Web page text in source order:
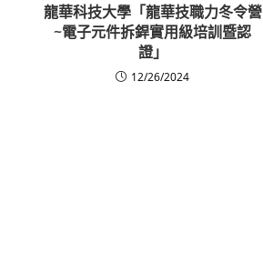
龍華科技大學「龍華技職力冬令營
~電子元件拆銲實用級培訓暨認
證」
12/26/2024